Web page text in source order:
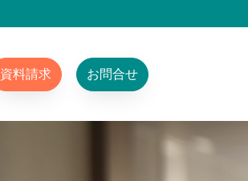
資料請求 お問合せ